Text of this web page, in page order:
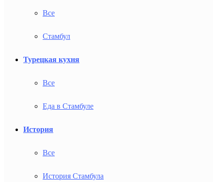
Все
Стамбул
Турецкая кухня
Все
Еда в Стамбуле
История
Все
История Стамбула